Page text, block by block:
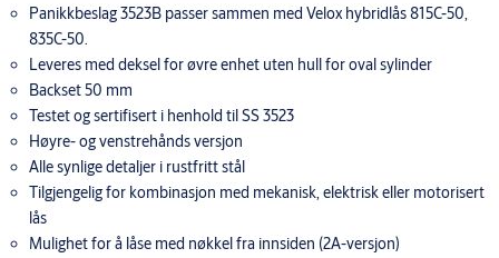
Panikkbeslag 3523B passer sammen med Velox hybridlås 815C-50,
835C-50.
Leveres med deksel for øvre enhet uten hull for oval sylinder
Backset 50 mm
Testet og sertifisert i henhold til SS 3523
Høyre- og venstrehånds versjon
Alle synlige detaljer i rustfritt stål
Tilgjengelig for kombinasjon med mekanisk, elektrisk eller motorisert
lås
Mulighet for å låse med nøkkel fra innsiden (2A-versjon)